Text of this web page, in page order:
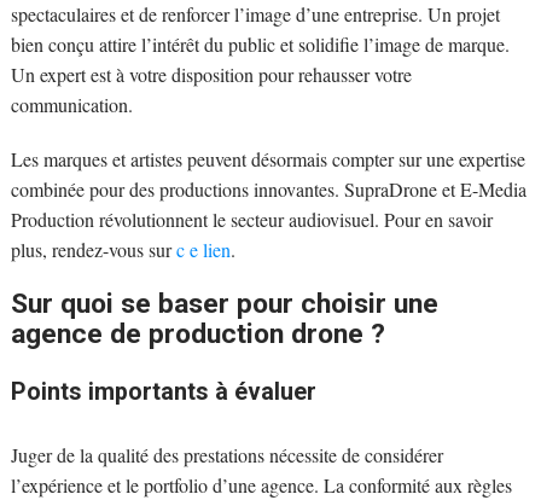
spectaculaires et de renforcer l’image d’une entreprise. Un projet
bien conçu attire l’intérêt du public et solidifie l’image de marque.
Un expert est à votre disposition pour rehausser votre
communication.
Les marques et artistes peuvent désormais compter sur une expertise
combinée pour des productions innovantes. SupraDrone et E-Media
Production révolutionnent le secteur audiovisuel. Pour en savoir
plus, rendez-vous surc e lien.
Sur quoi se baser pour choisir une
agence de production drone ?
Points importants à évaluer
Juger de la qualité des prestations nécessite de considérer
l’expérience et le portfolio d’une agence. La conformité aux règles